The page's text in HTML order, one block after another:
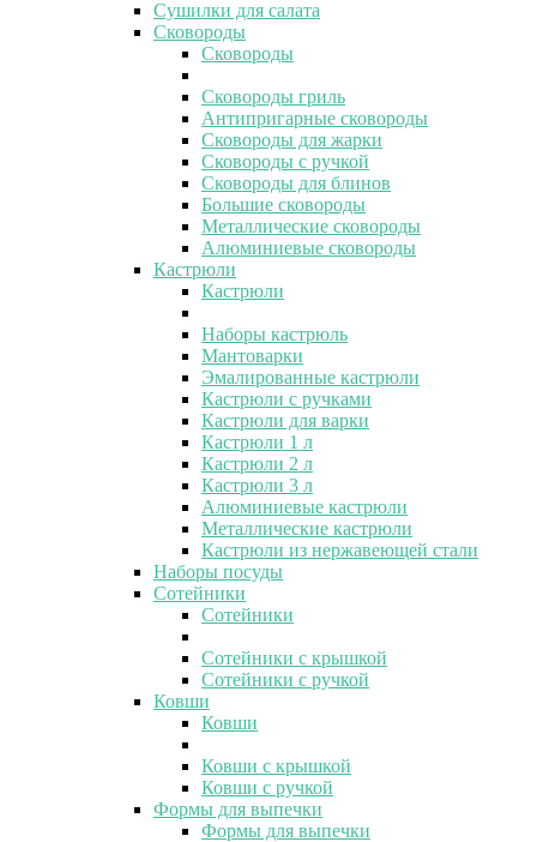
Сушилки для салата
Сковороды
Сковороды
Сковороды гриль
Антипригарные сковороды
Сковороды для жарки
Сковороды с ручкой
Сковороды для блинов
Большие сковороды
Металлические сковороды
Алюминиевые сковороды
Кастрюли
Кастрюли
Наборы кастрюль
Мантоварки
Эмалированные кастрюли
Кастрюли с ручками
Кастрюли для варки
Кастрюли 1 л
Кастрюли 2 л
Кастрюли 3 л
Алюминиевые кастрюли
Металлические кастрюли
Кастрюли из нержавеющей стали
Наборы посуды
Сотейники
Сотейники
Сотейники с крышкой
Сотейники с ручкой
Ковши
Ковши
Ковши с крышкой
Ковши с ручкой
Формы для выпечки
Формы для выпечки